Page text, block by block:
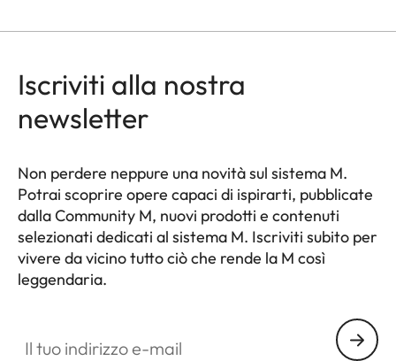
Iscriviti alla nostra
newsletter
Non perdere neppure una novità sul sistema M.
Potrai scoprire opere capaci di ispirarti, pubblicate
dalla Community M, nuovi prodotti e contenuti
selezionati dedicati al sistema M. Iscriviti subito per
vivere da vicino tutto ciò che rende la M così
leggendaria.